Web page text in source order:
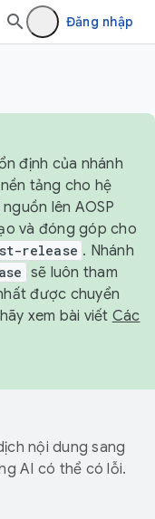
Đăng nhập
định của nhánh
tảng cho hệ
lên AOSP
và đóng góp cho
release . Nhánh
sẽ luôn tham
được chuyển
xem bài viết Các
nội dung sang
AI có thể có lỗi.